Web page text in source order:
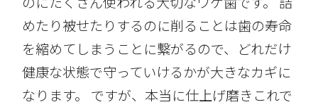
めたり被せたりするのに削ることは歯の寿命
を縮めてしまうことに繋がるので、どれだけ
健康な状態で守っていけるかが大きなカギに
なります。 ですが、本当に仕上げ磨きこれで